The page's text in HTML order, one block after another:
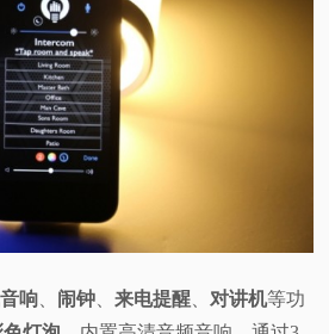
响、 闹钟、来电提醒、对讲机等功